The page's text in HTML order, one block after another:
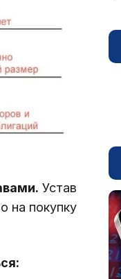
Устав
на покупку